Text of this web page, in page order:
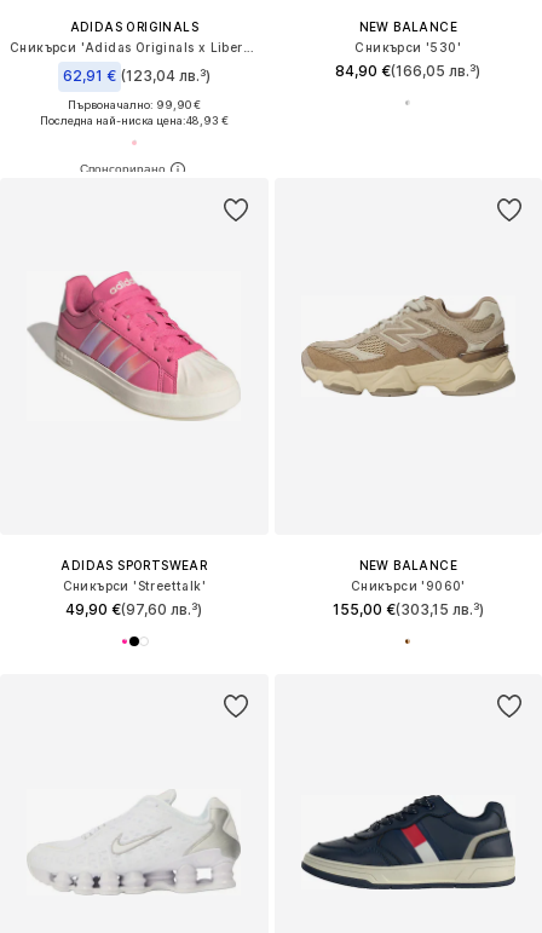
ADIDAS ORIGINALS
62,91 € (123,04 лв.³)
Първоначално: 99,90 €
Последна най-ниска цена:48,93 €
NEW BALANCE
Сникърси '530'
84,90 €(166,05 лв.³)
ADIDAS SPORTSWEAR
Сникърси 'Streettalk'
49,90 €(97,60 лв.³)
NEW BALANCE
Сникърси '9060'
155,00 €(303,15 лв.³)